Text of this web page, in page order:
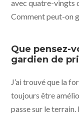
avec quatre-vingts
Comment peut-on
Que pensez-
gardien de
J’ai trouvé que la
toujours être
passe sur le